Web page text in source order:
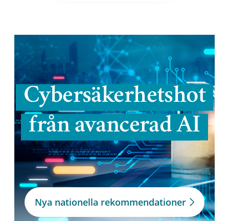
Cybersäkerhetshot
från avancerad AI
Nya nationella rekommendationer